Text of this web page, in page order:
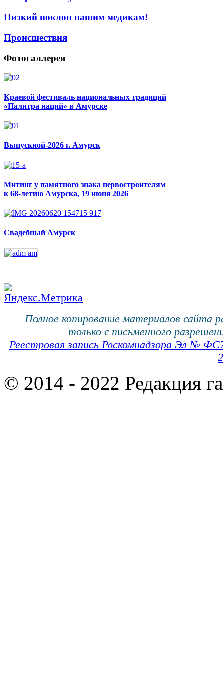
Низкий поклон нашим медикам!
Происшествия
Фотогаллерея
Краевой фестиваль национальных традиций
«Палитра наций» в Амурске
Выпускной-2026 г. Амурск
Митинг у памятного знака первостроителям
к 68-летию Амурска, 19 июня 2026
Свадебный Амурск
Полное копирование материалов сайта
только с письменного
Реестровая запись Роскомнадзора Эл №
© 2014 - 2022 Редакция